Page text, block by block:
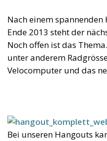
Nach einem spannenden
Ende 2013 steht der
Noch offen ist das
unter anderem
Velocomputer und das
Bei unseren Hangouts